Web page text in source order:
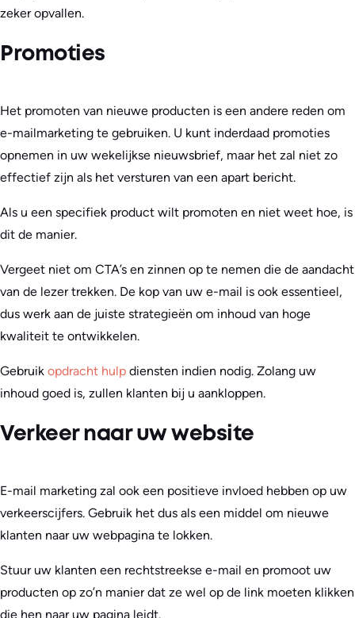
zeker opvallen.
Promoties
Het promoten van nieuwe producten is een andere reden om
e-mailmarketing te gebruiken. U kunt inderdaad promoties
opnemen in uw wekelijkse nieuwsbrief, maar het zal niet zo
effectief zijn als het versturen van een apart bericht.
Als u een specifiek product wilt promoten en niet weet hoe, is
dit de manier.
Vergeet niet om CTA’s en zinnen op te nemen die de aandacht
van de lezer trekken. De kop van uw e-mail is ook essentieel,
dus werk aan de juiste strategieën om inhoud van hoge
kwaliteit te ontwikkelen.
Gebruik opdracht hulp diensten indien nodig. Zolang uw
inhoud goed is, zullen klanten bij u aankloppen.
Verkeer naar uw website
E-mail marketing zal ook een positieve invloed hebben op uw
verkeerscijfers. Gebruik het dus als een middel om nieuwe
klanten naar uw webpagina te lokken.
Stuur uw klanten een rechtstreekse e-mail en promoot uw
producten op zo’n manier dat ze wel op de link moeten klikken
die hen naar uw pagina leidt.